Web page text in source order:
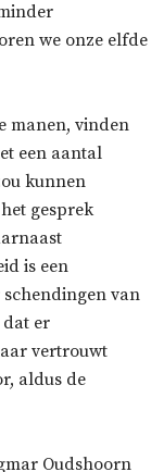
we onze elfde
manen, vinden
een aantal
kunnen
gesprek
is een
van
er
vertrouwt
aldus de
Oudshoorn